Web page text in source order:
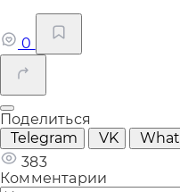
0
Поделиться
Telegram
VK
383
Комментарии